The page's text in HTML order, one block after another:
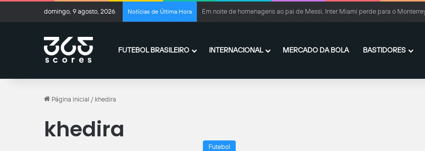
domingo, 9 agosto, 2026 Notícias de Última Hora Botafogo x Fluminense: Clássico Vovô termina empatado no Nilton Santos
FUTEBOL BRASILEIRO INTERNACIONAL MERCADO DA BOLA BASTIDORES
Página inicial / khedira
khedira
Futebol